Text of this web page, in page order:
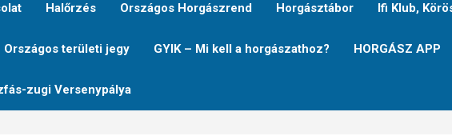
Halőrzés Országos Horgászrend Horgásztábor Ifi Klub,
Országos területi jegy GYIK – Mi kell a horgászathoz? HORGÁSZ APP
zugi Versenypálya